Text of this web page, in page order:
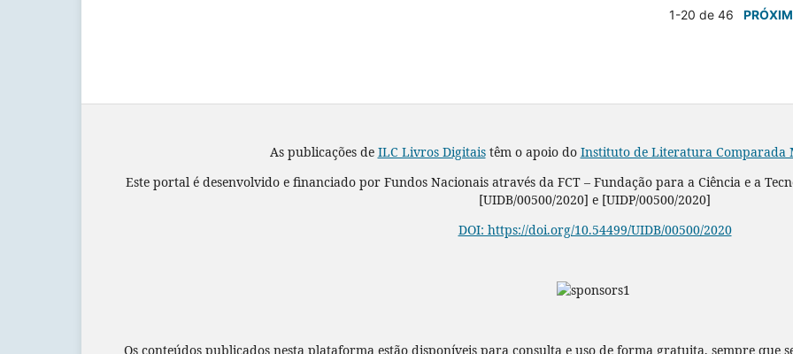
1-20 de 46
As publicações de ILC Livros Digitaistêm o apoio do Instituto de Literatura Comparada
Este portal é desenvolvido e financiado por Fundos Nacionais através da FCT – Fundação para a Ciência e a
[UIDB/00500/2020] e [UIDP/00500/2020]
DOI: https://doi.org/10.54499/UIDB/00500/2020
Os conteúdos publicados nesta plataforma estão disponíveis para consulta e uso de forma gratuita, sempre que